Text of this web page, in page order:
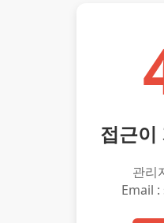
접근이
관리
Email